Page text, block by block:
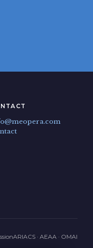
ARIACS · AEAA · OMAI